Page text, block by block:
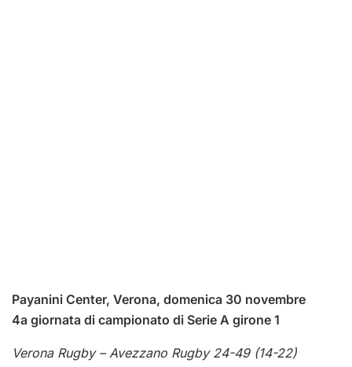
Payanini Center, Verona, domenica 30 novembre
4a giornata di campionato di Serie A girone 1
Verona Rugby – Avezzano Rugby 24-49 (14-22)